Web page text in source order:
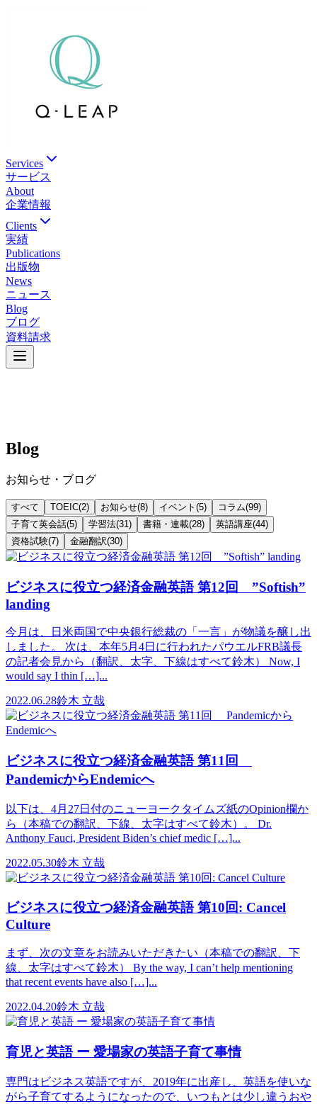
Services
サービス
About
企業情報
Clients
実績
Publications
出版物
News
ニュース
Blog
ブログ
資料請求
Blog
お知らせ・ブログ
すべて TOEIC(2) お知らせ(8) イベント (5) コラム(99)
子育て英会話(5) 学習法(31 ) 書籍・連載(28) 英語講座(44)
資格試験(7) 金融翻訳(30)
ビジネスに役立つ経済金融英語 第12回 ”Softish”
landing
今月は、日米両国で中央銀行総裁の「一言」が物議を醸し出
しました。 次は、本年5月4日に行われたパウエルFRB議長
の記者会見から（翻訳、太字、下線はすべて鈴木） Now, I
would say I thin […]...
2022.06.28鈴木 立哉
ビジネスに役立つ経済金融英語 第11回
PandemicからEndemicへ
以下は、4月27日付のニューヨークタイムズ紙のOpinion欄か
ら（本稿での翻訳、下線、太字はすべて鈴木）。 Dr.
Anthony Fauci, President Biden’s chief medic […]...
2022.05.30鈴木 立哉
ビジネスに役立つ経済金融英語 第10回: Cancel
Culture
まず、次の文章をお読みいただきたい（本稿での翻訳、下
線、太字はすべて鈴木） By the way, I can’t help mentioning
that recent events have also […]...
2022.04.20鈴木 立哉
育児と英語 ー 愛場家の英語子育て事情
専門はビジネス英語ですが、2019年に出産し、英語を使いな
がら子育てするようになったので、いつもとは少し違うおや